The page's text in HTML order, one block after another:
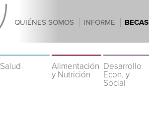
QUIÉNES SOMOS INFORME BECAS
Salud
Alimentación
y Nutrición
Desarrollo
Econ. y
Social